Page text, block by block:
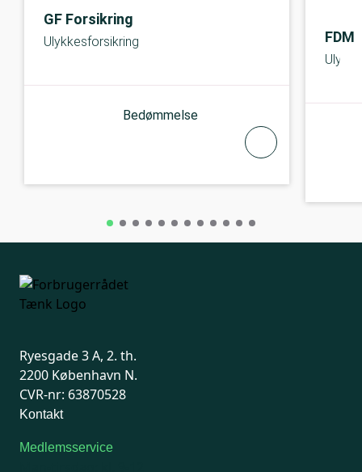
GF Forsikring
Ulykkesforsikring
Bedømmelse
FDM
Ryesgade 3 A, 2. th.
2200 København N.
CVR-nr: 63870528
Kontakt
Medlemsservice